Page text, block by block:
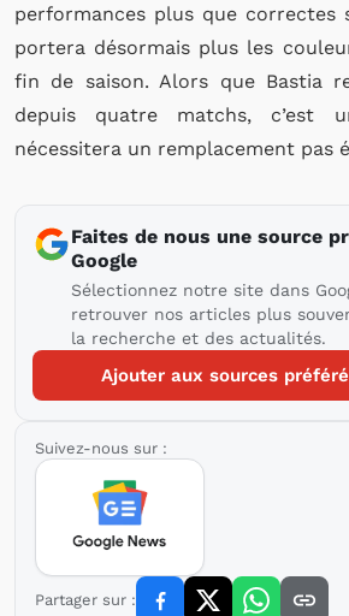
performances plus que correctes
portera désormais plus les
fin de saison. Alors que Bastia
depuis quatre matchs, c’est
nécessitera un remplacement pas
Faites de nous une source
Google
Sélectionnez notre site dans
retrouver nos articles plus
la recherche et des actualités.
Ajouter aux sources
Suivez-nous sur :
Partager sur :